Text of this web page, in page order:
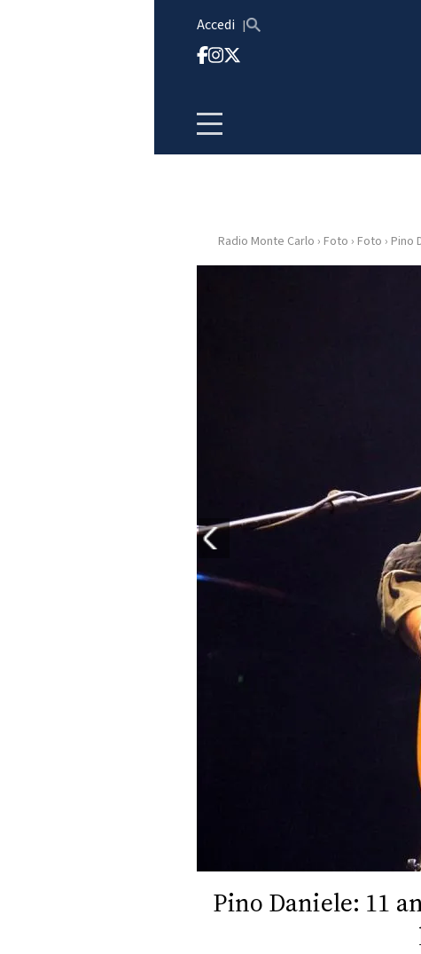
Accedi
HOME
FOTO
CONCORSI
RMC
CONSIGLIA
Radio Monte Carlo › Foto › Foto › Pino
Pino Daniele: 11